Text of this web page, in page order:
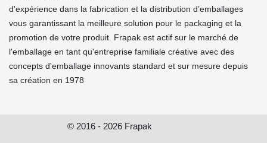
d'expérience dans la fabrication et la distribution d’emballages
vous garantissant la meilleure solution pour le packaging et la
promotion de votre produit. Frapak est actif sur le marché de
l'emballage en tant qu'entreprise familiale créative avec des
concepts d'emballage innovants standard et sur mesure depuis
sa création en 1978
© 2016 - 2026 Frapak